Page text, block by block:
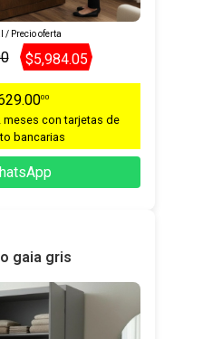
/ Precio oferta
$5,984.05
00
meses con tarjetas de
bancarias
gaia gris